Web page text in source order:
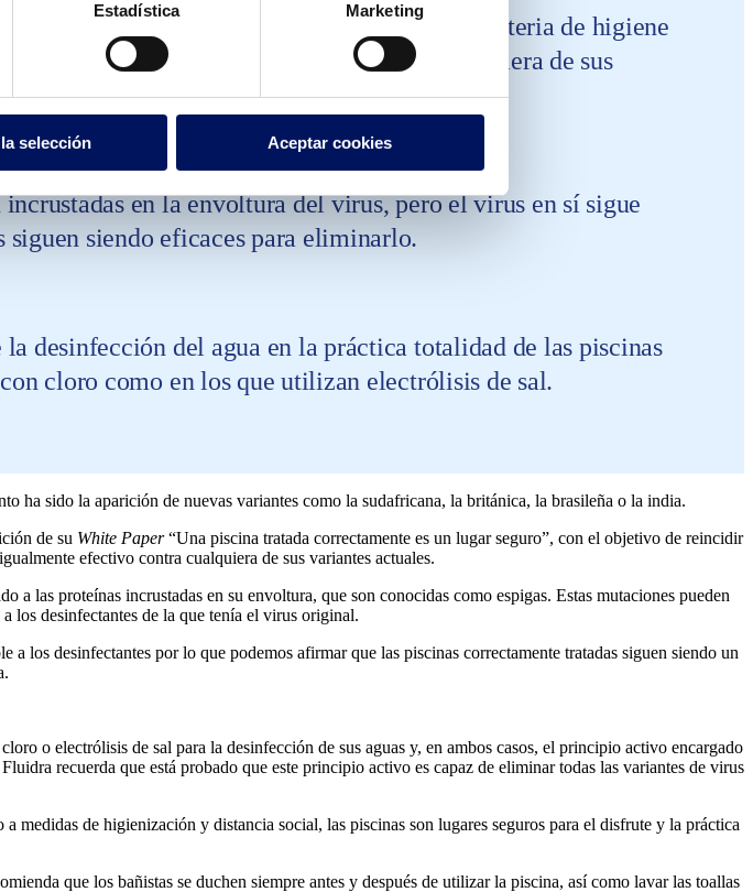
Estadística Marketing
selección Aceptar cookies
por las autoridades competentes en materia de higiene
son seguras frente al Coronavirus en cualquiera de sus
en la envoltura del virus, pero el virus en sí sigue
siendo eficaces para eliminarlo.
desinfección del agua en la práctica totalidad de las piscinas
cloro como en los que utilizan electrólisis de sal.
sido la aparición de nuevas variantes como la sudafricana, la británica, la brasileña o la india.
de su White Paper“Una piscina tratada correctamente es un lugar seguro”, con el objetivo de reincidir
efectivo contra cualquiera de sus variantes actuales.
las proteínas incrustadas en su envoltura, que son conocidas como espigas. Estas mutaciones pueden
los desinfectantes de la que tenía el virus original.
los desinfectantes por lo que podemos afirmar que las piscinas correctamente tratadas siguen siendo un
o electrólisis de sal para la desinfección de sus aguas y, en ambos casos, el principio activo encargado
recuerda que está probado que este principio activo es capaz de eliminar todas las variantes de virus
medidas de higienización y distancia social, las piscinas son lugares seguros para el disfrute y la práctica
que los bañistas se duchen siempre antes y después de utilizar la piscina, así como lavar las toallas